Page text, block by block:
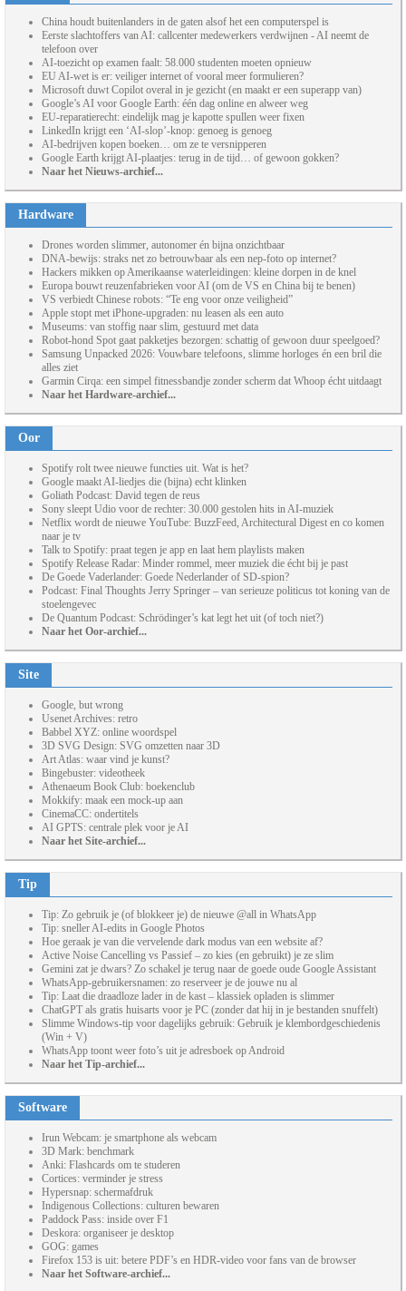
China houdt buitenlanders in de gaten alsof het een computerspel is
Eerste slachtoffers van AI: callcenter medewerkers verdwijnen - AI neemt de
telefoon over
AI-toezicht op examen faalt: 58.000 studenten moeten opnieuw
EU AI-wet is er: veiliger internet of vooral meer formulieren?
Microsoft duwt Copilot overal in je gezicht (en maakt er een superapp van)
Google’s AI voor Google Earth: één dag online en alweer weg
EU-reparatierecht: eindelijk mag je kapotte spullen weer fixen
LinkedIn krijgt een ‘AI-slop’-knop: genoeg is genoeg
AI-bedrijven kopen boeken… om ze te versnipperen
Google Earth krijgt AI-plaatjes: terug in de tijd… of gewoon gokken?
Naar het Nieuws-archief...
Hardware
Drones worden slimmer, autonomer én bijna onzichtbaar
DNA-bewijs: straks net zo betrouwbaar als een nep-foto op internet?
Hackers mikken op Amerikaanse waterleidingen: kleine dorpen in de knel
Europa bouwt reuzenfabrieken voor AI (om de VS en China bij te benen)
VS verbiedt Chinese robots: “Te eng voor onze veiligheid”
Apple stopt met iPhone-upgraden: nu leasen als een auto
Museums: van stoffig naar slim, gestuurd met data
Robot-hond Spot gaat pakketjes bezorgen: schattig of gewoon duur speelgoed?
Samsung Unpacked 2026: Vouwbare telefoons, slimme horloges én een bril die
alles ziet
Garmin Cirqa: een simpel fitnessbandje zonder scherm dat Whoop écht uitdaagt
Naar het Hardware-archief...
Oor
Spotify rolt twee nieuwe functies uit. Wat is het?
Google maakt AI-liedjes die (bijna) echt klinken
Goliath Podcast: David tegen de reus
Sony sleept Udio voor de rechter: 30.000 gestolen hits in AI-muziek
Netflix wordt de nieuwe YouTube: BuzzFeed, Architectural Digest en co komen
naar je tv
Talk to Spotify: praat tegen je app en laat hem playlists maken
Spotify Release Radar: Minder rommel, meer muziek die écht bij je past
De Goede Vaderlander: Goede Nederlander of SD-spion?
Podcast: Final Thoughts Jerry Springer – van serieuze politicus tot koning van de
stoelengevec
De Quantum Podcast: Schrödinger’s kat legt het uit (of toch niet?)
Naar het Oor-archief...
Site
Google, but wrong
Usenet Archives: retro
Babbel XYZ: online woordspel
3D SVG Design: SVG omzetten naar 3D
Art Atlas: waar vind je kunst?
Bingebuster: videotheek
Athenaeum Book Club: boekenclub
Mokkify: maak een mock-up aan
CinemaCC: ondertitels
AI GPTS: centrale plek voor je AI
Naar het Site-archief...
Tip
Tip: Zo gebruik je (of blokkeer je) de nieuwe @all in WhatsApp
Tip: sneller AI-edits in Google Photos
Hoe geraak je van die vervelende dark modus van een website af?
Active Noise Cancelling vs Passief – zo kies (en gebruikt) je ze slim
Gemini zat je dwars? Zo schakel je terug naar de goede oude Google Assistant
WhatsApp-gebruikersnamen: zo reserveer je de jouwe nu al
Tip: Laat die draadloze lader in de kast – klassiek opladen is slimmer
ChatGPT als gratis huisarts voor je PC (zonder dat hij in je bestanden snuffelt)
Slimme Windows-tip voor dagelijks gebruik: Gebruik je klembordgeschiedenis
(Win + V)
WhatsApp toont weer foto’s uit je adresboek op Android
Naar het Tip-archief...
Software
Irun Webcam: je smartphone als webcam
3D Mark: benchmark
Anki: Flashcards om te studeren
Cortices: verminder je stress
Hypersnap: schermafdruk
Indigenous Collections: culturen bewaren
Paddock Pass: inside over F1
Deskora: organiseer je desktop
GOG: games
Firefox 153 is uit: betere PDF’s en HDR-video voor fans van de browser
Naar het Software-archief...